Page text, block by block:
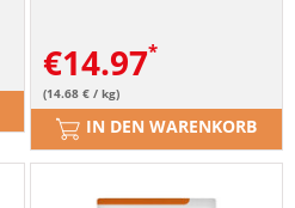
€14.97
(14.68 € / kg)
IN DEN WARENKORB